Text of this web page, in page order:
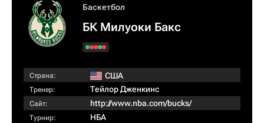
Баскетбол
БК Милуоки Бакс
Страна: США
Тренер: Тейлор Дженкинс
Сайт: http://www.nba.com/bucks/
Турнир: НБА